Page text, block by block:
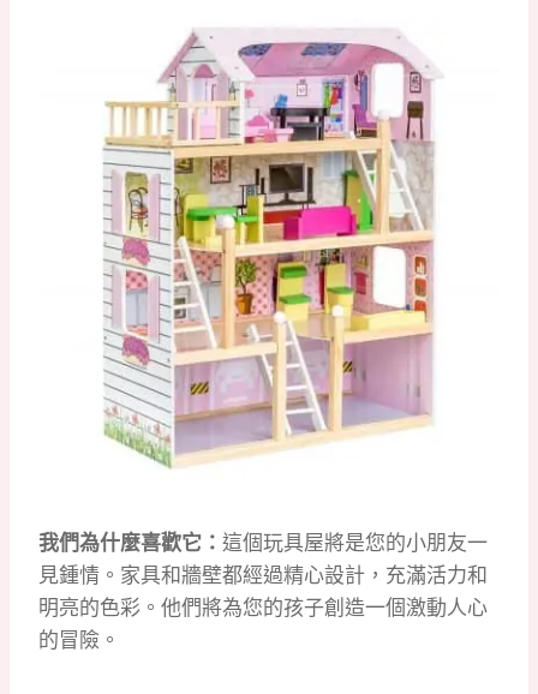
我們為什麼喜歡它： 這個玩具屋將是您的小朋友一
見鍾情。 家具和牆壁都經過精心設計，充滿活力和
明亮的色彩。 他們將為您的孩子創造一個激動人心
的冒險。